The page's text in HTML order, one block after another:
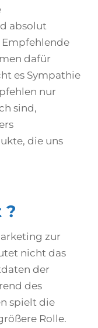
absolut
dafür
es Sympathie
nur
sind,
die uns
?
zur
nicht das
der
des
spielt die
Rolle.